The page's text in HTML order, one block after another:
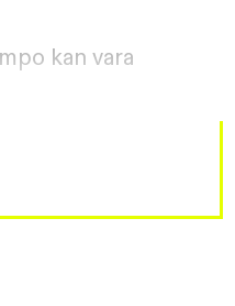
kan vara